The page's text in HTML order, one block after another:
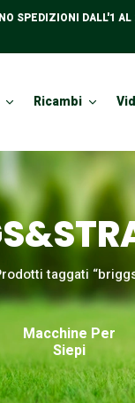
SPEDIZIONI DALL'1
Ricambi
taggati
Macchine Per
Siepi